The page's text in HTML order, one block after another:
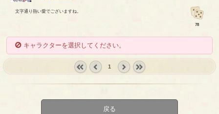
文字通り熱い愛でございますね。
78
キャラクターを選択してください。
1
戻る